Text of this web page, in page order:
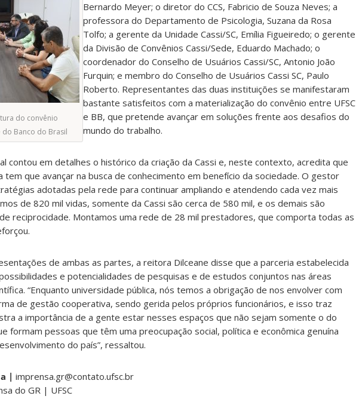
do convênio
do Banco do Brasil
Bernardo Meyer; o diretor do CCS, Fabricio de Souza Neves; a
professora do Departamento de Psicologia, Suzana da Rosa
Tolfo; a gerente da Unidade Cassi/SC, Emília Figueiredo; o gerente
da Divisão de Convênios Cassi/Sede, Eduardo Machado; o
coordenador do Conselho de Usuários Cassi/SC, Antonio João
Furquin; e membro do Conselho de Usuários Cassi SC, Paulo
Roberto. Representantes das duas instituições se manifestaram
bastante satisfeitos com a materialização do convênio entre UFSC
e BB, que pretende avançar em soluções frente aos desafios do
mundo do trabalho.
contou em detalhes o histórico da criação da Cassi e, neste contexto, acredita que
tem que avançar na busca de conhecimento em benefício da sociedade. O gestor
adotadas pela rede para continuar ampliando e atendendo cada vez mais
de 820 mil vidas, somente da Cassi são cerca de 580 mil, e os demais são
reciprocidade. Montamos uma rede de 28 mil prestadores, que comporta todas as
de ambas as partes, a reitora Dilceane disse que a parceria estabelecida
e potencialidades de pesquisas e de estudos conjuntos nas áreas
“Enquanto universidade pública, nós temos a obrigação de nos envolver com
de gestão cooperativa, sendo gerida pelos próprios funcionários, e isso traz
a importância de a gente estar nesses espaços que não sejam somente o do
formam pessoas que têm uma preocupação social, política e econômica genuína
do país”, ressaltou.
| imprensa.gr@contato.ufsc.br
do GR | UFSC